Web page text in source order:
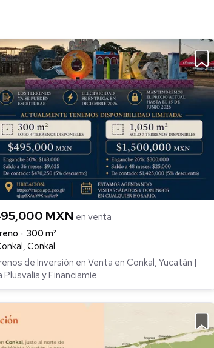
MXN en venta
300 m²
Conkal
de Inversión en Venta en Conkal, Yucatán |
Plusvalía y Financiamie